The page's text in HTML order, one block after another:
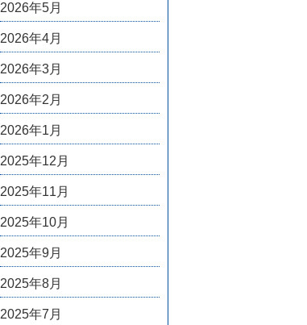
2026年5月
2026年4月
2026年3月
2026年2月
2026年1月
2025年12月
2025年11月
2025年10月
2025年9月
2025年8月
2025年7月